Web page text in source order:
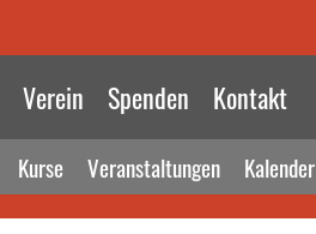
Verein Spenden Kontakt
Kurse Veranstaltungen Kalender